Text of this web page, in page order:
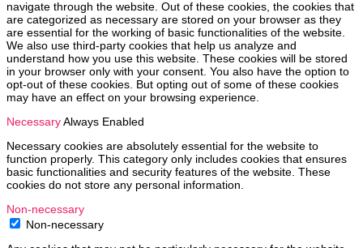
navigate through the website. Out of these cookies, the cookies that
are categorized as necessary are stored on your browser as they
are essential for the working of basic functionalities of the website.
We also use third-party cookies that help us analyze and
understand how you use this website. These cookies will be stored
in your browser only with your consent. You also have the option to
opt-out of these cookies. But opting out of some of these cookies
may have an effect on your browsing experience.
NecessaryAlways Enabled
Necessary cookies are absolutely essential for the website to
function properly. This category only includes cookies that ensures
basic functionalities and security features of the website. These
cookies do not store any personal information.
Non-necessary
Non-necessary